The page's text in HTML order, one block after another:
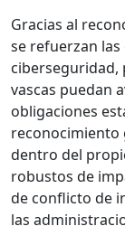
Gracias al
se refuerzan
ciberseguridad,
vascas puedan
obligaciones
reconocimiento
dentro del
robustos de
de conflicto de
las